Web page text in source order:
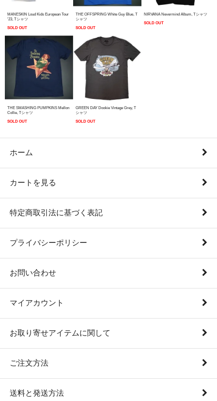
MANESKIN Loud Kids European Tour
'23, Tシャツ
SOLD OUT
THE OFFSPRING White Guy Blue, T
シャツ
SOLD OUT
NIRVANA Nevermind Album, Tシャツ
SOLD OUT
THE SMASHING PUMPKINS Mellon
Collie, Tシャツ
SOLD OUT
GREEN DAY Dookie Vintage Grey, T
シャツ
SOLD OUT
ホーム
カートを見る
特定商取引法に基づく表記
プライバシーポリシー
お問い合わせ
マイアカウント
お取り寄せアイテムに関して
ご注文方法
送料と発送方法